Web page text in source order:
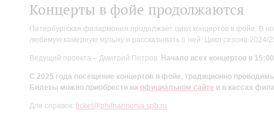
Концерты в фойе продолжаются
Петербургская филармония продолжает цикл концертов в фойе. В
любимую камерную музыку и рассказывать о ней. Цикл сезона
Ведущий проекта – Дмитрий Петров. Начало всех концертов в
С 2025 года посещение концертов в фойе, традиционно
Билеты можно приобрести на официальном сайте и в кассах
Для справок: ticket@philharmonia.spb.ru